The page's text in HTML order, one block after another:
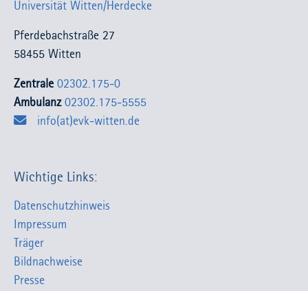
Universität Witten/Herdecke
Pferdebachstraße 27
58455 Witten
Zentrale 02302.175-0
Ambulanz 02302.175-5555
info(at)evk-witten.de
Wichtige Links:
Datenschutzhinweis
Impressum
Träger
Bildnachweise
Presse